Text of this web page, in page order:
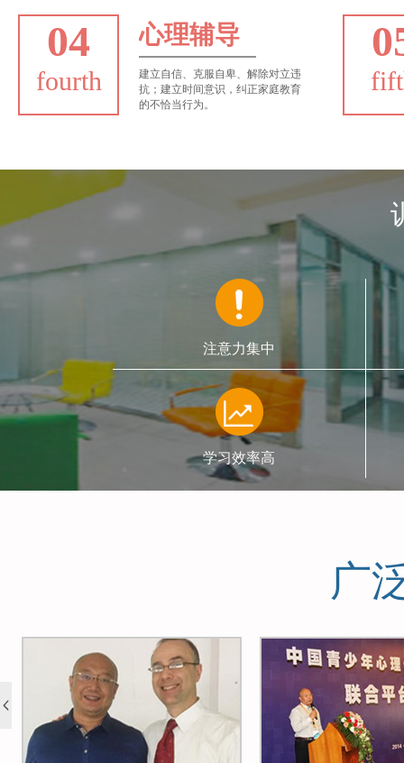
04
fourth
心理辅导
建立自信、克服自卑、解除对立违
抗；建立时间意识，纠正家庭教育
的不恰当行为。
注意力集中
学习效率高
广